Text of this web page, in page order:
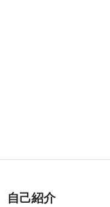
自己紹介